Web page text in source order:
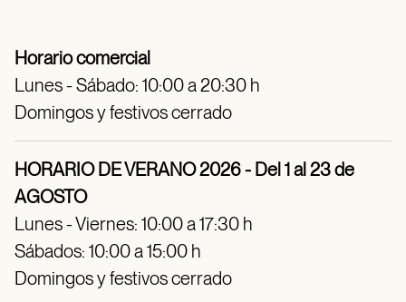
Horario comercial
Lunes - Sábado: 10:00 a 20:30 h
Domingos y festivos cerrado
HORARIO DE VERANO 2026 - Del 1 al 23 de
AGOSTO
Lunes - Viernes: 10:00 a 17:30 h
Sábados: 10:00 a 15:00 h
Domingos y festivos cerrado